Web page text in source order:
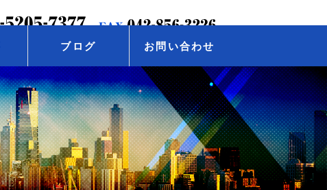
ブログ お問い合わせ